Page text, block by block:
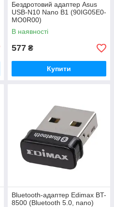
Бездротовий адаптер Asus
USB-N10 Nano B1 (90IG05E0-
MO0R00)
В наявності
577 ₴
Купити
Bluetooth-адаптер Edimax BT-
8500 (Bluetooth 5.0, nano)